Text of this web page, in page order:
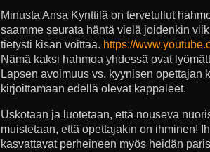
Minusta Ansa Kynttilä on tervetullut
saamme seurata häntä vielä joidenkin
tietysti kisan voittaa. https://
Nämä kaksi hahmoa yhdessä ovat
Lapsen avoimuus vs. kyynisen opettajan
kirjoittamaan edellä olevat kappaleet.
Uskotaan ja luotetaan, että nouseva
muistetaan, että opettajakin on ihminen!
kasvattavat perheineen myös heidän